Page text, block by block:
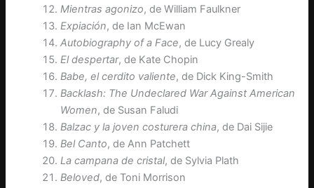
Mientras agonizo, de William Faulkner
Expiación, de Ian McEwan
Autobiography of a Face, de Lucy Grealy
El despertar, de Kate Chopin
Babe, el cerdito valiente, de Dick King-Smith
Backlash: The Undeclared War Against American
Women, de Susan Faludi
Balzac y la joven costurera china, de Dai Sijie
Bel Canto, de Ann Patchett
La campana de cristal, de Sylvia Plath
Beloved, de Toni Morrison